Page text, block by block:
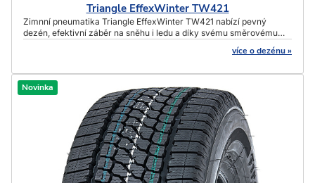
Triangle EffexWinter TW421
Zimnní pneumatika Triangle EffexWinter TW421 nabízí pevný
dezén, efektivní záběr na sněhu i ledu a díky svému směrovému
více o dezénu »
Novinka